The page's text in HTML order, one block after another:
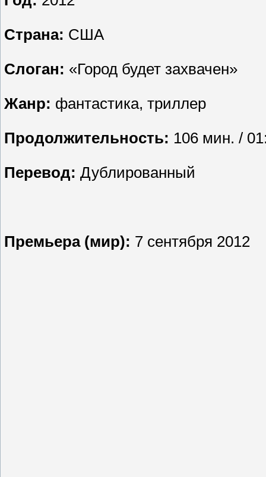
Страна: США
Слоган: «Город будет захвачен»
Жанр: фантастика, триллер
Продолжительность: 106 мин. /
Перевод: Дублированный
Премьера (мир): 7 сентября 2012